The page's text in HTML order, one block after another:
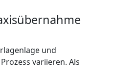
und
variieren. Als